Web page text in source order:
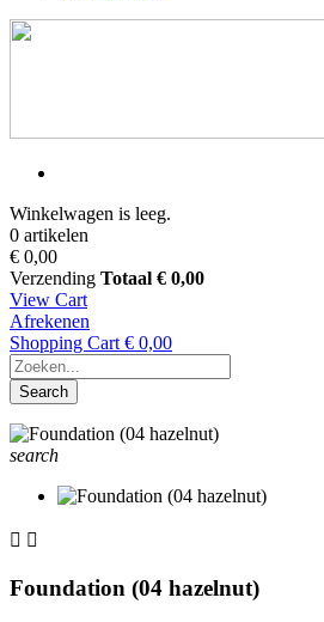
Winkelwagen is leeg.
0 artikelen
€ 0,00
Verzending Totaal € 0,00
View Cart
Afrekenen
Shopping Cart € 0,00
Search
search
 
Foundation (04 hazelnut)